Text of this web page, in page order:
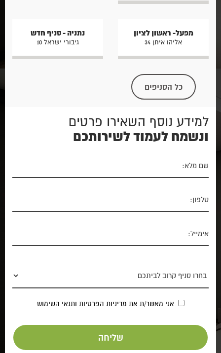
מפעל- ראשון לציון
אליהו איתן 34
נתניה - סניף חדש
גיבורי ישראל 10
כל הסניפים
למידע נוסף השאירו פרטים
ונשמח לעמוד לשירותכם
אני מאשר/ת את מדיניות הפרטיות ותנאי השימוש